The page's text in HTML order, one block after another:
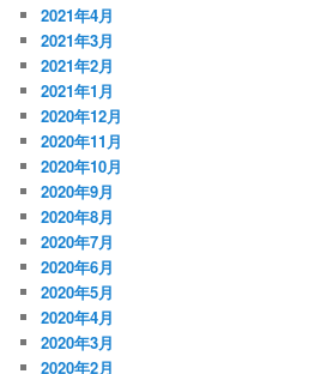
2021年4月
2021年3月
2021年2月
2021年1月
2020年12月
2020年11月
2020年10月
2020年9月
2020年8月
2020年7月
2020年6月
2020年5月
2020年4月
2020年3月
2020年2月